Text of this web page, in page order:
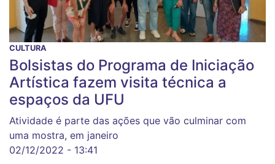
CULTURA
Bolsistas do Programa de Iniciação
Artística fazem visita técnica a
espaços da UFU
Atividade é parte das ações que vão culminar com
uma mostra, em janeiro
02/12/2022 - 13:41